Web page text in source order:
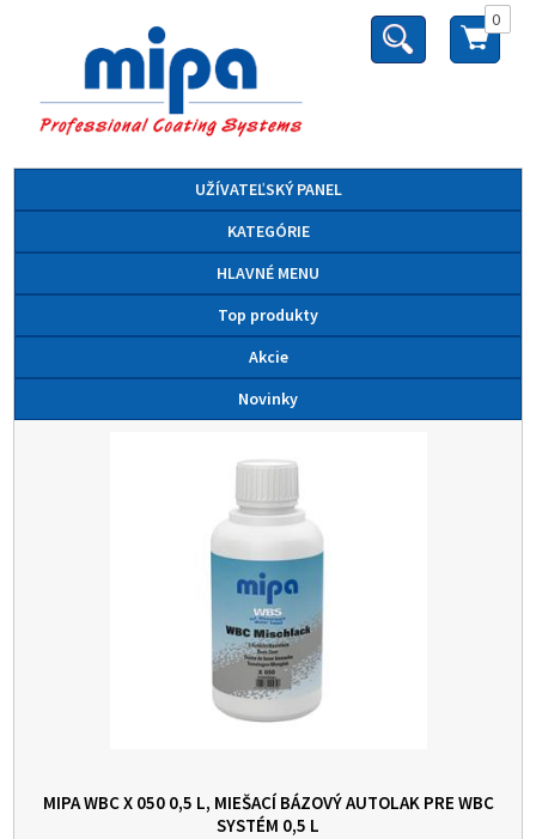
0
UŽÍVATEĽSKÝ PANEL
KATEGÓRIE
HLAVNÉ MENU
Top produkty
Akcie
Novinky
MIPA WBC X 050 0,5 L, MIEŠACÍ BÁZOVÝ AUTOLAK PRE WBC
SYSTÉM 0,5 L